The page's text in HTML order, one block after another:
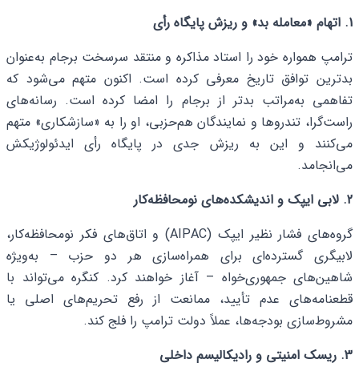
1. اتهام «معامله بد» و ریزش پایگاه رأی
ترامپ همواره خود را استاد مذاکره و منتقد سرسخت برجام به‌عنوان
بدترین توافق تاریخ معرفی کرده است. اکنون متهم می‌شود که
تفاهمی به‌مراتب بدتر از برجام را امضا کرده است. رسانه‌های
راست‌گرا، تندروها و نمایندگان هم‌حزبی، او را به «سازشکاری» متهم
می‌کنند و این به ریزش جدی در پایگاه رأی ایدئولوژیکش
می‌انجامد.
2. لابی ایپک و اندیشکده‌های نومحافظه‌کار
گروه‌های فشار نظیر ایپک (AIPAC) و اتاق‌های فکر نومحافظه‌کار،
لابیگری گسترده‌ای برای همراه‌سازی هر دو حزب – به‌ویژه
شاهین‌های جمهوری‌خواه – آغاز خواهند کرد. کنگره می‌تواند با
قطعنامه‌های عدم تأیید، ممانعت از رفع تحریم‌های اصلی یا
مشروط‌سازی بودجه‌ها، عملاً دولت ترامپ را فلج کند.
3. ریسک امنیتی و رادیکالیسم داخلی